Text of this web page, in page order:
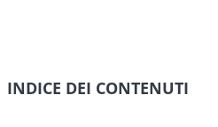
INDICE DEI CONTENUTI